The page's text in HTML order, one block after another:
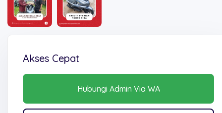
Akses Cepat
Hubungi Admin Via WA